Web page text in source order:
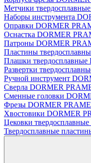
Метчики
Наборы инструмента
Оправки DORMER
Оснастка DORMER
Патроны DORMER
Пластины
Плашки
Развертки
Ручной инструмент
Сверла DORMER
Сменные головки
Фрезы DORMER
Хвостовики DORMER
Цековки
Твердосплавные